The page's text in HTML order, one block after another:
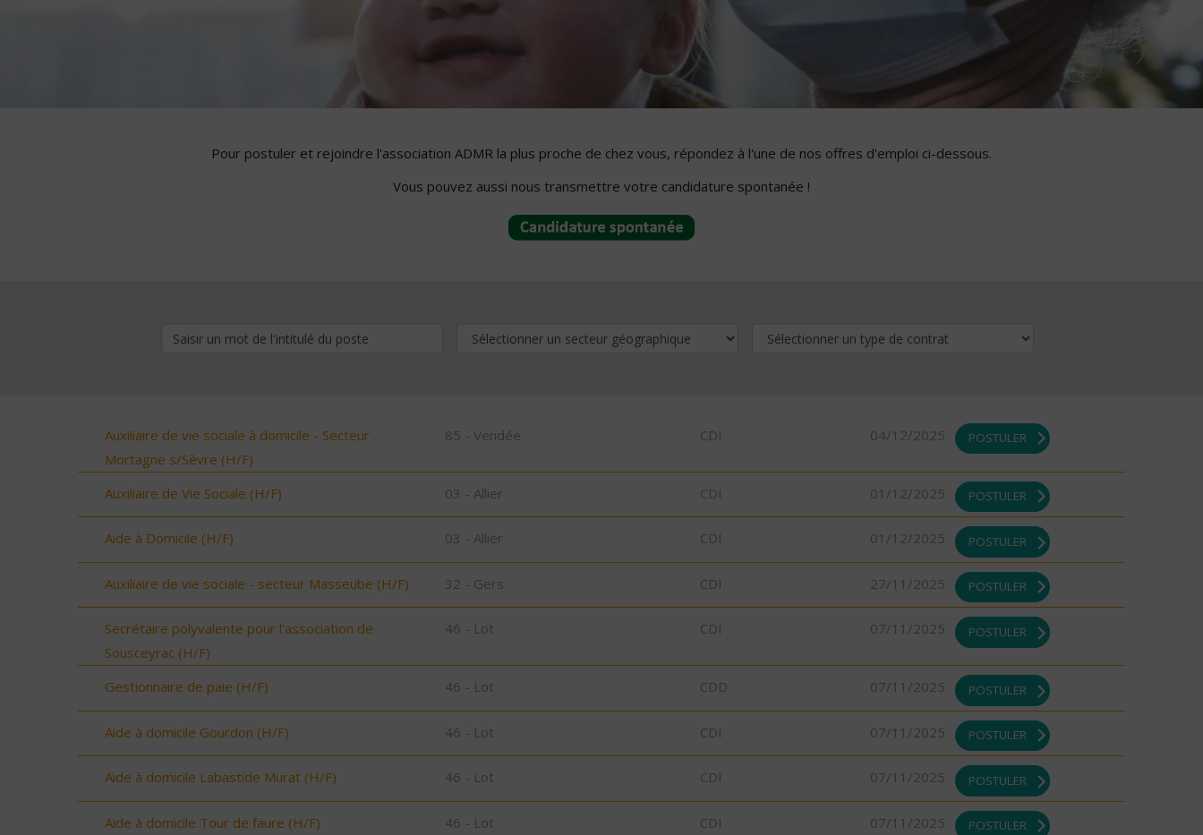
Pour postuler et rejoindre l'association ADMR la plus proche de chez vous, répondez à l'une de nos offres d'emploi ci-dessous.
Vous pouvez aussi nous transmettre votre candidature spontanée !
Auxiliaire de vie sociale à domicile - Secteur
Mortagne s/Sèvre (H/F)
85 - Vendée CDI 04/12/2025 POSTULER
Auxiliaire de Vie Sociale (H/F) 03 - Allier CDI 01/12/2025 POSTULER
Aide à Domicile (H/F) 03 - Allier CDI 01/12/2025 POSTULER
Auxiliaire de vie sociale - secteur Masseube (H/F) 32 - Gers CDI 27/11/2025 POSTULER
Secrétaire polyvalente pour l'association de
Sousceyrac (H/F)
46 - Lot CDI 07/11/2025 POSTULER
Gestionnaire de paie (H/F) 46 - Lot CDD 07/11/2025 POSTULER
Aide à domicile Gourdon (H/F) 46 - Lot CDI 07/11/2025 POSTULER
Aide à domicile Labastide Murat (H/F) 46 - Lot CDI 07/11/2025 POSTULER
Aide à domicile Tour de faure (H/F) 46 - Lot CDI 07/11/2025 POSTULER